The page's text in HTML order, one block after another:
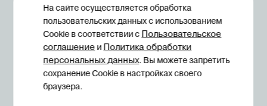
© Midexpo, 1994—2026
На сайте осуществляется обработка
пользовательских данных с использованием
Cookie в соответствии с
Пользовательское
соглашение и
Политика обработки
персональных данных. Вы можете запретить
сохранение Cookie в настройках своего
браузера.